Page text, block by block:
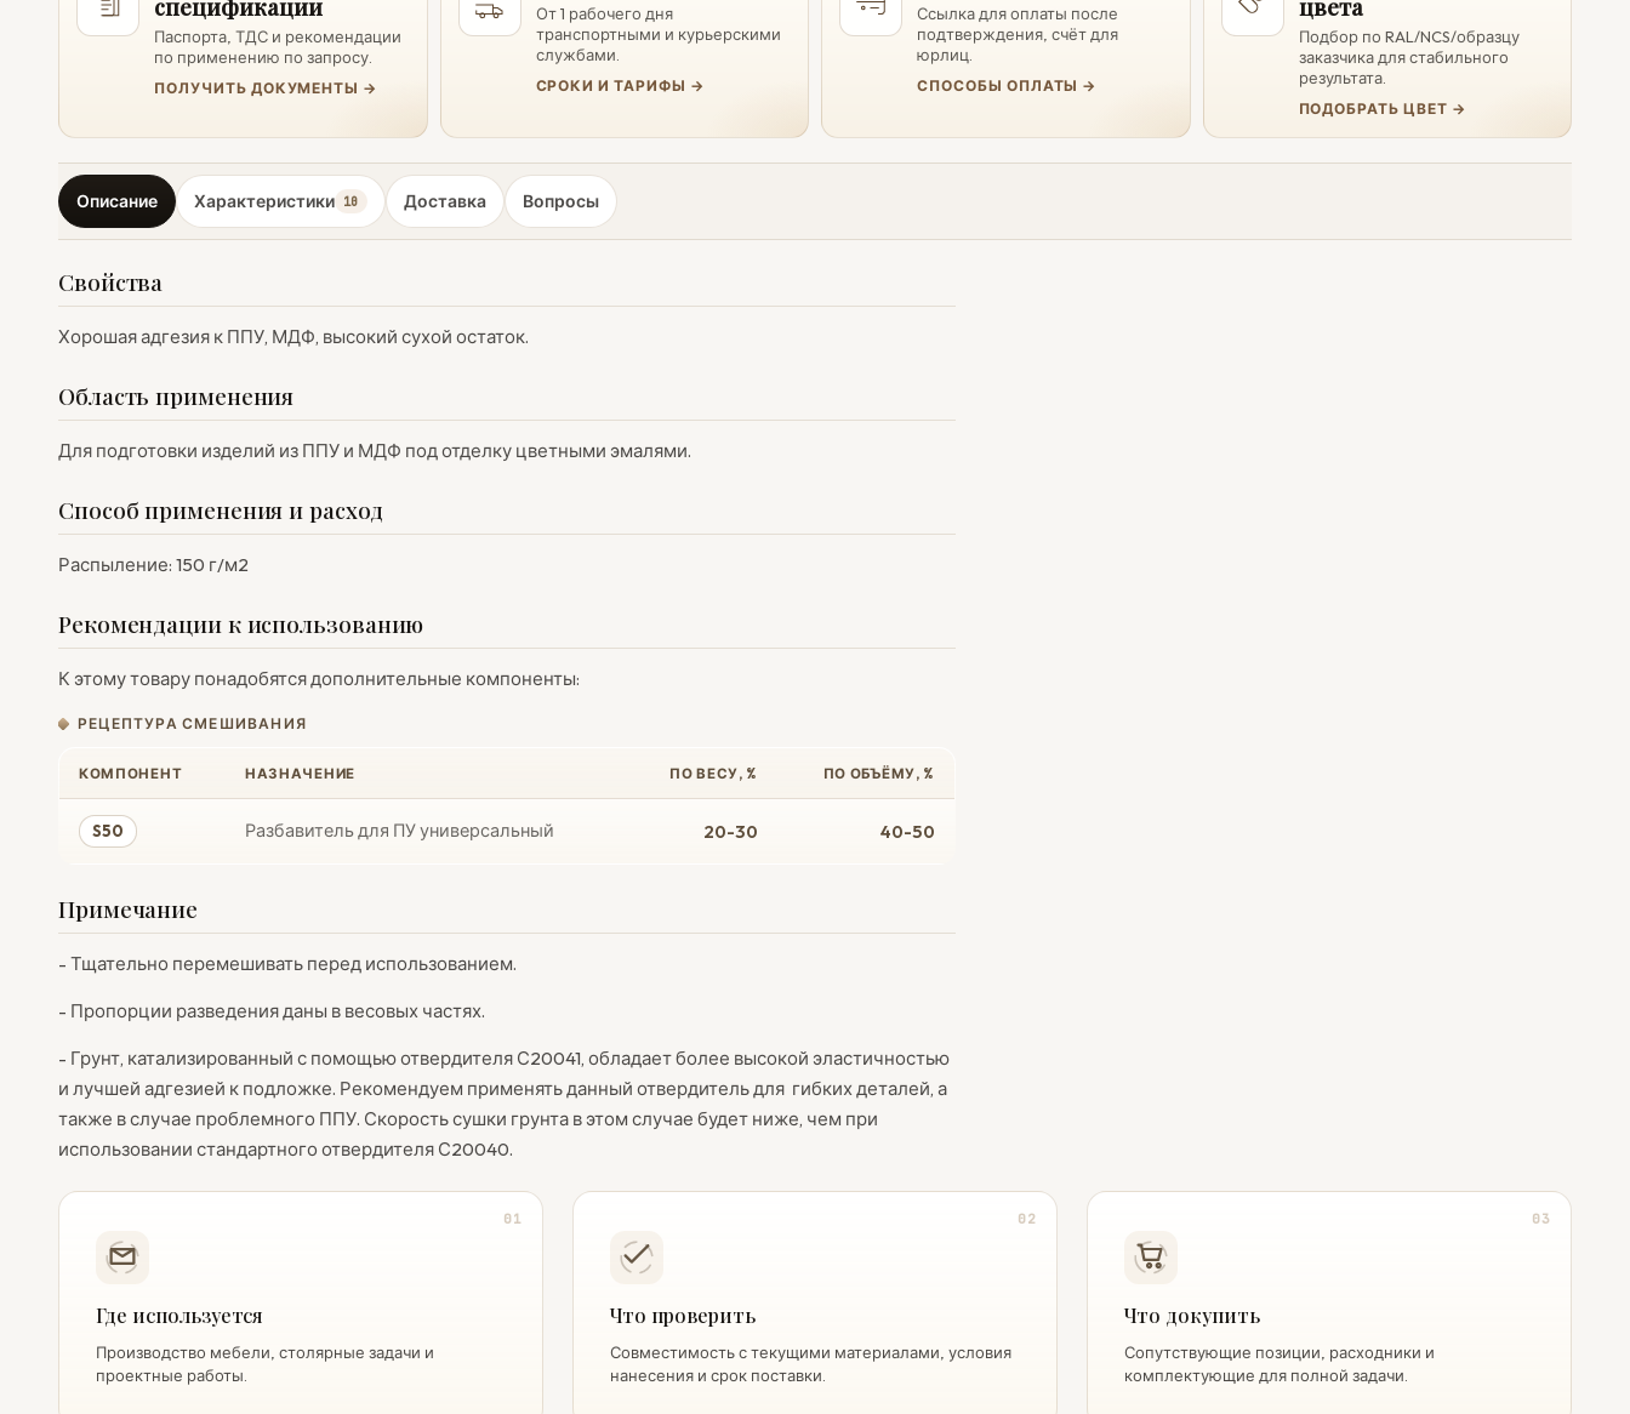
спецификации
Паспорта, ТДС и рекомендации
по применению по запросу.
ПОЛУЧИТЬ ДОКУМЕНТЫ →
От 1 рабочего дня
транспортными и курьерскими
службами.
СРОКИ И ТАРИФЫ →
Ссылка для оплаты после
подтверждения, счёт для
юрлиц.
СПОСОБЫ ОПЛАТЫ →
цвета
Подбор по RAL/NCS/образцу
заказчика для стабильного
результата.
ПОДОБРАТЬ ЦВЕТ →
Описание Характеристики 10 Доставка Вопросы
Свойства
Хорошая адгезия к ППУ, МДФ, высокий сухой остаток.
Область применения
Для подготовки изделий из ППУ и МДФ под отделку цветными эмалями.
Способ применения и расход
Распыление: 150 г/м2
Рекомендации к использованию
К этому товару понадобятся дополнительные компоненты:
РЕЦЕПТУРА СМЕШИВАНИЯ
КОМПОНЕНТ НАЗНАЧЕНИЕ ПО ВЕСУ, % ПО ОБЪЁМУ, %
S50 Разбавитель для ПУ универсальный 20-30 40-50
Примечание
- Тщательно перемешивать перед использованием.
- Пропорции разведения даны в весовых частях.
- Грунт, катализированный с помощью отвердителя С20041, обладает более высокой эластичностью
и лучшей адгезией к подложке. Рекомендуем применять данный отвердитель для гибких деталей, а
также в случае проблемного ППУ. Скорость сушки грунта в этом случае будет ниже, чем при
использовании стандартного отвердителя С20040.
01
Где используется
Производство мебели, столярные задачи и
проектные работы.
02
Что проверить
Совместимость с текущими материалами, условия
нанесения и срок поставки.
03
Что докупить
Сопутствующие позиции, расходники и
комплектующие для полной задачи.